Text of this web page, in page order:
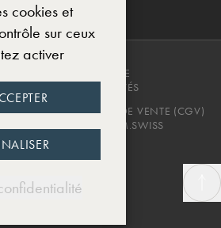
© 2025, CHÂTEAU DE
TOUS DROITS RÉSERVÉS
CONDITIONS DE VENTE (CGV)
DESIGNED BY EWM.SWISS
cookies et
sur ceux
activer